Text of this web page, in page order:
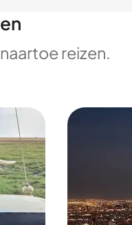
reizen.